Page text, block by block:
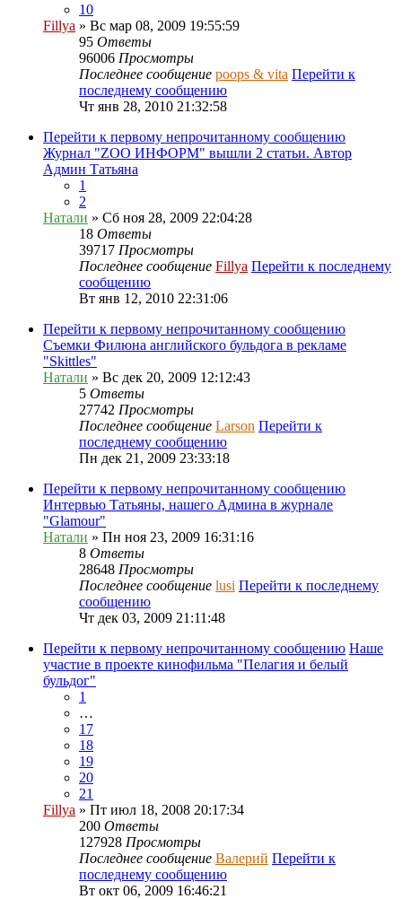
10
Fillya » Вс мар 08, 2009 19:55:59
95 Ответы
96006 Просмотры
Последнее сообщение poops & vita Перейти к
последнему сообщению
Чт янв 28, 2010 21:32:58
Перейти к первому непрочитанному сообщению
Журнал "ZOO ИНФОРМ" вышли 2 статьи. Автор
Админ Татьяна
1
2
Натали » Сб ноя 28, 2009 22:04:28
18 Ответы
39717 Просмотры
Последнее сообщение Fillya Перейти к последнему
сообщению
Вт янв 12, 2010 22:31:06
Перейти к первому непрочитанному сообщению
Съемки Филюна английского бульдога в рекламе
"Skittles"
Натали » Вс дек 20, 2009 12:12:43
5 Ответы
27742 Просмотры
Последнее сообщение Larson Перейти к
последнему сообщению
Пн дек 21, 2009 23:33:18
Перейти к первому непрочитанному сообщению
Интервью Татьяны, нашего Админа в журнале
"Glamour"
Натали » Пн ноя 23, 2009 16:31:16
8 Ответы
28648 Просмотры
Последнее сообщение lusi Перейти к последнему
сообщению
Чт дек 03, 2009 21:11:48
Перейти к первому непрочитанному сообщению Наше
участие в проекте кинофильма "Пелагия и белый
бульдог"
1
…
17
18
19
20
21
Fillya » Пт июл 18, 2008 20:17:34
200 Ответы
127928 Просмотры
Последнее сообщение Валерий Перейти к
последнему сообщению
Вт окт 06, 2009 16:46:21